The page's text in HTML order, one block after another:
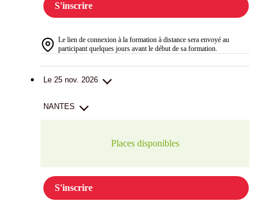
S'inscrire
Le lien de connexion à la formation à distance sera envoyé au
participant quelques jours avant le début de sa formation.
Le 25 nov. 2026
NANTES
Places disponibles
S'inscrire